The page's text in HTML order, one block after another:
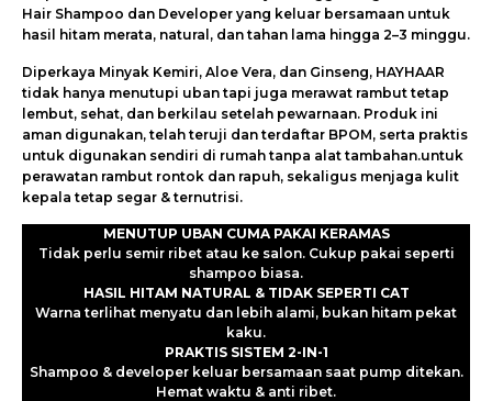
Hair Shampoo dan Developer yang keluar bersamaan untuk
hasil hitam merata, natural, dan tahan lama hingga 2–3 minggu.
Diperkaya Minyak Kemiri, Aloe Vera, dan Ginseng, HAYHAAR
tidak hanya menutupi uban tapi juga merawat rambut tetap
lembut, sehat, dan berkilau setelah pewarnaan. Produk ini
aman digunakan, telah teruji dan terdaftar BPOM, serta praktis
untuk digunakan sendiri di rumah tanpa alat tambahan.untuk
perawatan rambut rontok dan rapuh, sekaligus menjaga kulit
kepala tetap segar & ternutrisi.
MENUTUP UBAN CUMA PAKAI KERAMAS
Tidak perlu semir ribet atau ke salon. Cukup pakai seperti
shampoo biasa.
HASIL HITAM NATURAL & TIDAK SEPERTI CAT
Warna terlihat menyatu dan lebih alami, bukan hitam pekat
kaku.
PRAKTIS SISTEM 2-IN-1
Shampoo & developer keluar bersamaan saat pump ditekan.
Hemat waktu & anti ribet.